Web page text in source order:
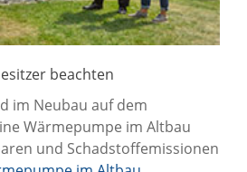
beachten
im Neubau auf dem
Wärmepumpe im Altbau
und Schadstoffemissionen